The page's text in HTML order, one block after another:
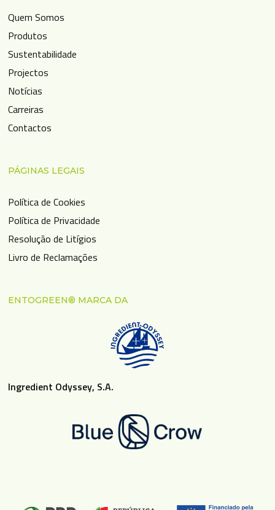
Quem Somos
Produtos
Sustentabilidade
Projectos
Notícias
Carreiras
Contactos
PÁGINAS LEGAIS
Política de Cookies
Política de Privacidade
Resolução de Litígios
Livro de Reclamações
ENTOGREEN® MARCA DA
Ingredient Odyssey, S.A.